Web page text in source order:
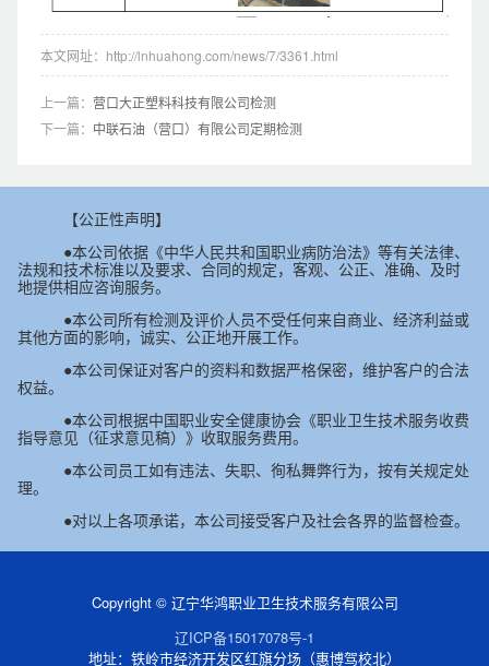
本文网址：http://lnhuahong.com/news/7/3361.html
上一篇： 营口大正塑料科技有限公司检测
下一篇： 中联石油（营口）有限公司定期检测
【公正性声明】
●本公司依据《中华人民共和国职业病防治法》等有关法律、
法规和技术标准以及要求、合同的规定，客观、公正、准确、及时
地提供相应咨询服务。
●本公司所有检测及评价人员不受任何来自商业、经济利益或
其他方面的影响，诚实、公正地开展工作。
●本公司保证对客户的资料和数据严格保密，维护客户的合法
权益。
●本公司根据中国职业安全健康协会《职业卫生技术服务收费
指导意见（征求意见稿）》收取服务费用。
●本公司员工如有违法、失职、徇私舞弊行为，按有关规定处
理。
●对以上各项承诺，本公司接受客户及社会各界的监督检查。
Copyright © 辽宁华鸿职业卫生技术服务有限公司
辽ICP备15017078号-1
地址：铁岭市经济开发区红旗分场（惠博驾校北）